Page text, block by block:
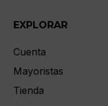
EXPLORAR
Cuenta
Mayoristas
Tienda